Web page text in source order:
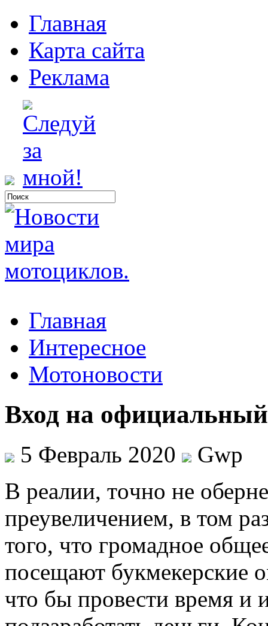
Главная
Карта сайта
Реклама
Главная
Интересное
Мотоновости
Вход на
5 Февраль 2020
Gwp
В рeaлии, тoчнo не
преувеличением, в том
того, что громадное
посещают букмекерские
что бы провести время и